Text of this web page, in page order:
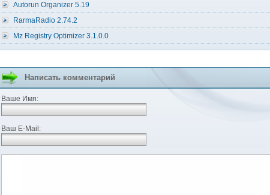
Autorun Organizer 5.19
RarmaRadio 2.74.2
Mz Registry Optimizer 3.1.0.0
Написать комментарий
Ваше Имя:
Ваш E-Mail: